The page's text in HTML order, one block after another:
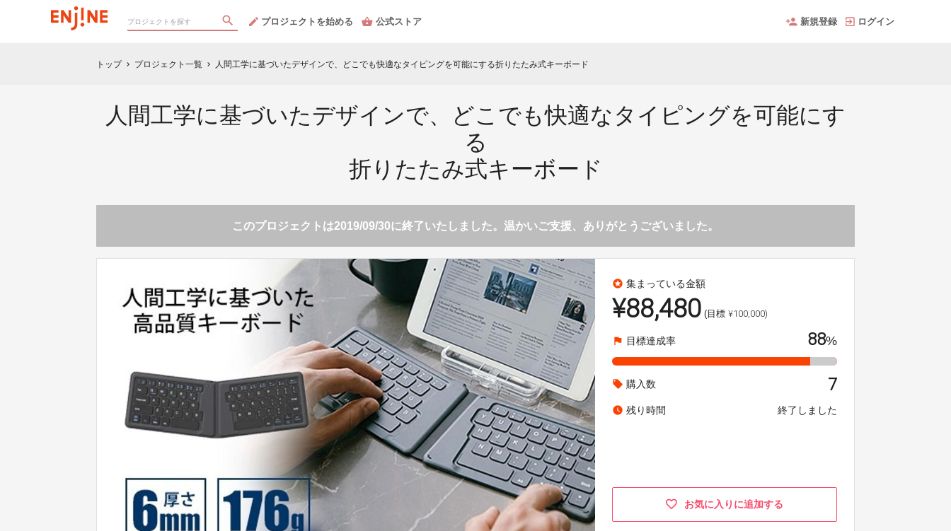
プロジェクトを始める 公式ストア 新規登録 ログイン
トップ chevron_right プロジェクト一覧 chevron_right 人間工学に基づいたデザインで、どこでも快適なタイピングを可能にする折りたたみ式キーボード
人間工学に基づいたデザインで、どこでも快適なタイピングを可能にす
る
折りたたみ式キーボード
このプロジェクトは2019/09/30に終了いたしました。温かいご支援、ありがとうございました。
stars 集まっている金額
¥88,480 (目標 ¥100,000)
flag 目標達成率 88%
local_offer 購入数 7
watch_later 残り時間 終了しました
お気に入りに追加する